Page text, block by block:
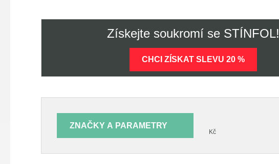
Získejte soukromí se STÍNFOL!
CHCI ZÍSKAT SLEVU 20 %
ZNAČKY A PARAMETRY
Kč